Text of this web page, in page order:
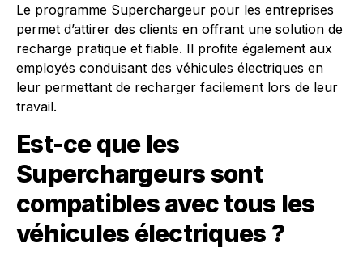
Le programme Superchargeur pour les entreprises
permet d’attirer des clients en offrant une solution de
recharge pratique et fiable. Il profite également aux
employés conduisant des véhicules électriques en
leur permettant de recharger facilement lors de leur
travail.
Est-ce que les
Superchargeurs sont
compatibles avec tous les
véhicules électriques ?